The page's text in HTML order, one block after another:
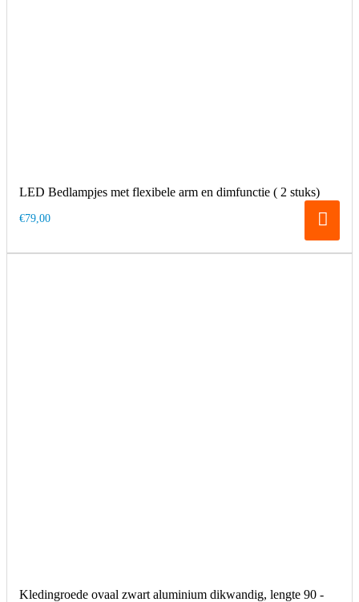
LED Bedlampjes met flexibele arm en dimfunctie ( 2 stuks)
€79,00
Kledingroede ovaal zwart aluminium dikwandig, lengte 90 -